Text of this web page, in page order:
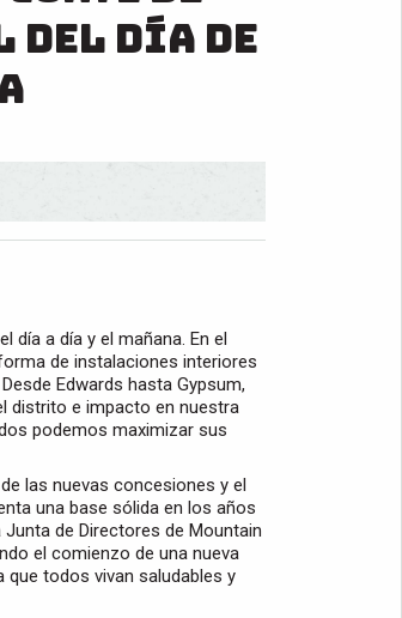
día de
día a día y el mañana. En el
de instalaciones interiores
Edwards hasta Gypsum,
distrito e impacto en nuestra
podemos maximizar sus
las nuevas concesiones y el
una base sólida en los años
Junta de Directores de Mountain
el comienzo de una nueva
que todos vivan saludables y